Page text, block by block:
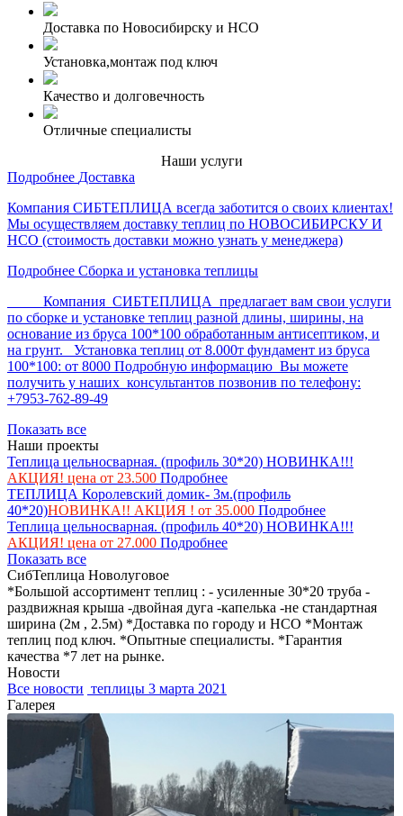
Доставка по Новосибирску и НСО
Установка,монтаж под ключ
Качество и долговечность
Отличные специалисты
Наши услуги
Подробнее Доставка
Компания СИБТЕПЛИЦА всегда заботится о своих клиентах!
Мы осуществляем доставку теплиц по НОВОСИБИРСКУ И
НСО (стоимость доставки можно узнать у менеджера)
Подробнее Сборка и установка теплицы
Компания СИБТЕПЛИЦА предлагает вам свои услуги
по сборке и установке теплиц разной длины, ширины, на
основание из бруса 100*100 обработанным антисептиком, и
на грунт. Установка теплиц от 8.000т фундамент из бруса
100*100: от 8000 Подробную информацию Вы можете
получить у наших консультантов позвонив по телефону:
+7953-762-89-49
Показать все
Наши проекты
Теплица цельносварная. (профиль 30*20) НОВИНКА!!!
АКЦИЯ! цена от 23.500 Подробнее
ТЕПЛИЦА Королевский домик- 3м.(профиль
40*20)НОВИНКА!! АКЦИЯ ! от 35.000 Подробнее
Теплица цельносварная. (профиль 40*20) НОВИНКА!!!
АКЦИЯ! цена от 27.000 Подробнее
Показать все
СибТеплица Новолуговое
*Большой ассортимент теплиц : - усиленные 30*20 труба -
раздвижная крыша -двойная дуга -капелька -не стандартная
ширина (2м , 2.5м) *Доставка по городу и НСО *Монтаж
теплиц под ключ. *Опытные специалисты. *Гарантия
качества *7 лет на рынке.
Новости
Все новости теплицы 3 марта 2021
Галерея